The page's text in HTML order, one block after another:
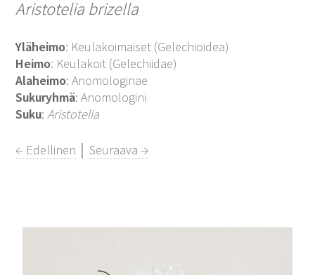
Aristotelia brizella
Yläheimo: Keulakoimaiset (Gelechioidea)
Heimo: Keulakoit (Gelechiidae)
Alaheimo: Anomologinae
Sukuryhmä: Anomologini
Suku:Aristotelia
← Edellinen │Seuraava →